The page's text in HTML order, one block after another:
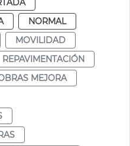
NORMAL
MOVILIDAD
REPAVIMENTACIÓN
MEJORA